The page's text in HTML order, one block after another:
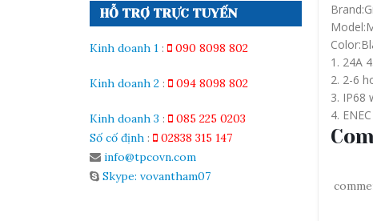
1. 24A
2. 2-6
3. IP68
4.
HỖ TRỢ TRỰC TUYẾN
Kinh doanh 1 : 090 8098 802
Kinh doanh 2 : 094 8098 802
Kinh doanh 3 :
085 225 0203
Số cố định :
02838 315 147
info@tpcovn.com
Skype: vovantham07